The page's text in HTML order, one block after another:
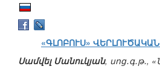
«ԳԼՈԲՈՒՍ»
Սամվել Մանուկյան, սոց․գ․թ․,